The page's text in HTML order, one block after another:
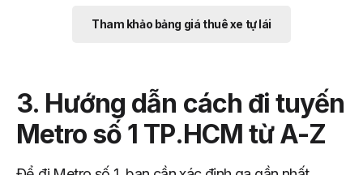
Tham khảo bảng giá thuê xe tự lái
3. Hướng dẫn cách đi tuyến
Metro số 1 TP.HCM từ A-Z